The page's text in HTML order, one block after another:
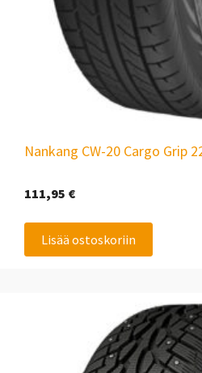
Nankang CW-20 Cargo Grip
111,95 €
Lisää ostoskoriin